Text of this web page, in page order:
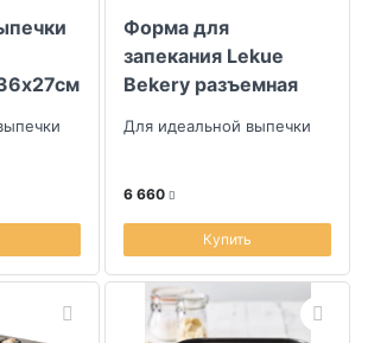
Форма для
запекания Lekue
Bekery разъемная
Для идеальной выпечки
6 660
Купить